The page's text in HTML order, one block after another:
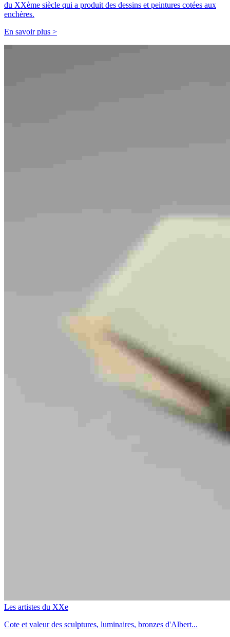
du XXème siècle qui a produit des dessins et peintures cotées aux
enchères.
En savoir plus >
Les artistes du XXe
Cote et valeur des sculptures, luminaires, bronzes d'Albert...